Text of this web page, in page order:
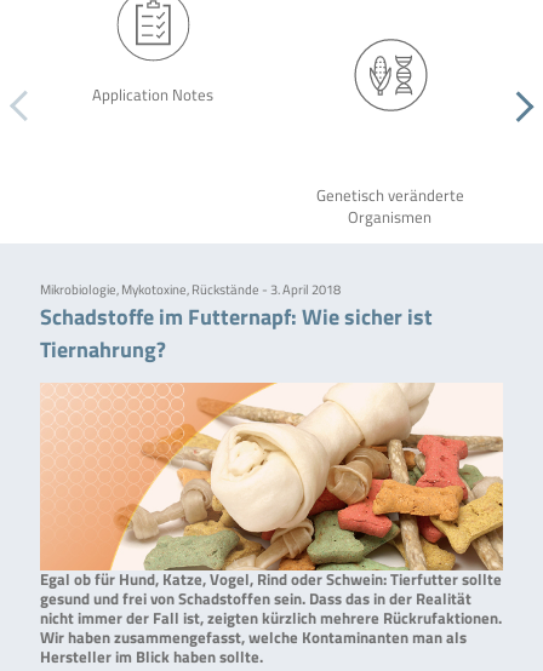
Application Notes
Genetisch veränderte
Organismen
Mikrobiologie, Mykotoxine, Rückstände - 3. April 2018
Schadstoffe im Futternapf: Wie sicher ist
Tiernahrung?
Egal ob für Hund, Katze, Vogel, Rind oder Schwein: Tierfutter sollte
gesund und frei von Schadstoffen sein. Dass das in der Realität
nicht immer der Fall ist, zeigten kürzlich mehrere Rückrufaktionen.
Wir haben zusammengefasst, welche Kontaminanten man als
Hersteller im Blick haben sollte.